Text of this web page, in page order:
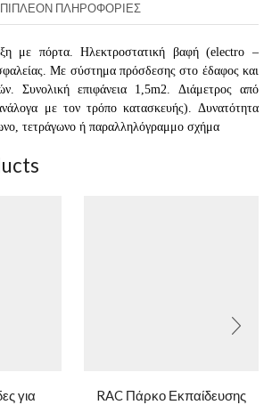
ΠΛΗΡΟΦΟΡΊΕΣ
με πόρτα. Ηλεκτροστατική βαφή (electro –
Με σύστημα πρόσδεσης στο έδαφος και
Συνολική επιφάνεια 1,5m2. Διάμετρος από
με τον τρόπο κατασκευής). Δυνατότητα
τετράγωνο ή παραλληλόγραμμο σχήμα
για
RAC Πάρκο Εκπαίδευσης